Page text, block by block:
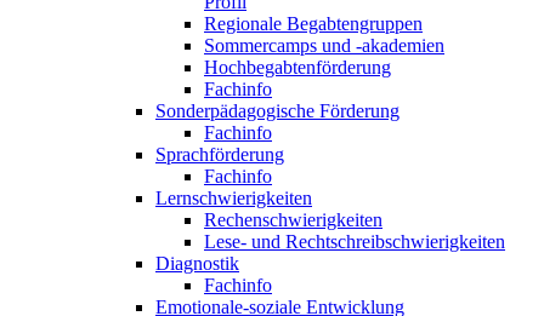
Regionale Begabtengruppen
Sommercamps und -akademien
Hochbegabten­förderung
Fachinfo
Sonder­pädagogische Förderung
Fachinfo
Sprachförderung
Fachinfo
Lern­schwierigkeiten
Rechen­schwierigkeiten
Lese- und Rechtschreib­schwierigkeiten
Diagnostik
Fachinfo
Emotionale-soziale Entwicklung